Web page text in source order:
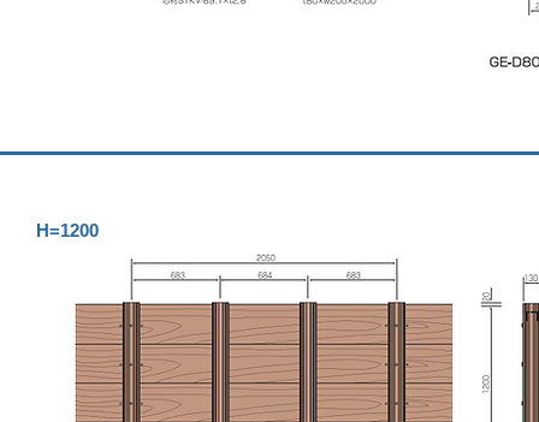
H=1200